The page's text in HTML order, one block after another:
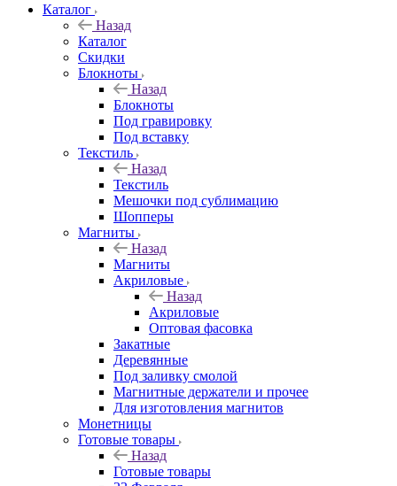
Каталог
Назад
Каталог
Скидки
Блокноты
Назад
Блокноты
Под гравировку
Под вставку
Текстиль
Назад
Текстиль
Мешочки под сублимацию
Шопперы
Магниты
Назад
Магниты
Акриловые
Назад
Акриловые
Оптовая фасовка
Закатные
Деревянные
Под заливку смолой
Магнитные держатели и прочее
Для изготовления магнитов
Монетницы
Готовые товары
Назад
Готовые товары